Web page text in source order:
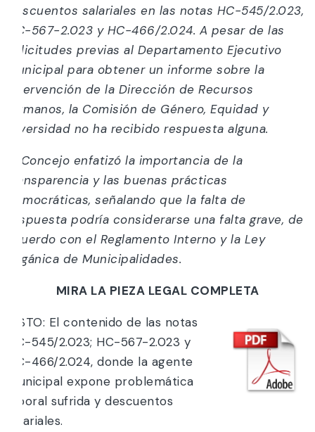
descuentos salariales en las notas HC-545/2.023,
HC-567-2.023 y HC-466/2.024. A pesar de las
solicitudes previas al Departamento Ejecutivo
Municipal para obtener un informe sobre la
intervención de la Dirección de Recursos
Humanos, la Comisión de Género, Equidad y
Diversidad no ha recibido respuesta alguna.
El Concejo enfatizó la importancia de la
transparencia y las buenas prácticas
democráticas, señalando que la falta de
respuesta podría considerarse una falta grave, de
acuerdo con el Reglamento Interno y la Ley
Orgánica de Municipalidades.
MIRA LA PIEZA LEGAL COMPLETA
VISTO: El contenido de las notas
HC-545/2.023; HC-567-2.023 y
HC-466/2.024, donde la agente
municipal expone problemática
laboral sufrida y descuentos
salariales.